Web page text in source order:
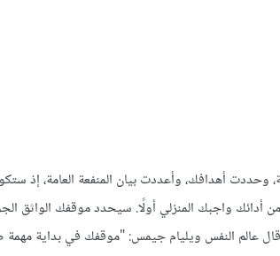
أهدافك، وأعددت بيان المنفعة العامة، إذ
واجبك المنزلي أولًا. سيحدد موقفك الواثق
عالم النفس ويليام جيمس: "موقفك في بداية